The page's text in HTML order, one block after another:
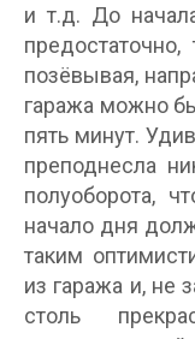
и т.д. До
позёвывая,
гаража можно
пять минут.
преподнесла
полуоборота,
начало дня
таким
из гаража и, не
столь